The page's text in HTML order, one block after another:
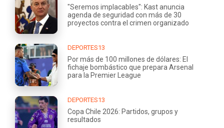
"Seremos implacables": Kast anuncia
agenda de seguridad con más de 30
proyectos contra el crimen organizado
DEPORTES13
Por más de 100 millones de dólares: El
fichaje bombástico que prepara Arsenal
para la Premier League
DEPORTES13
Copa Chile 2026: Partidos, grupos y
resultados